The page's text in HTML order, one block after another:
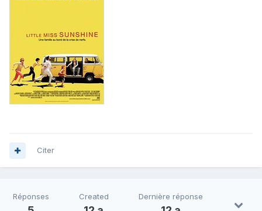
Citer
Réponses Created Dernière réponse